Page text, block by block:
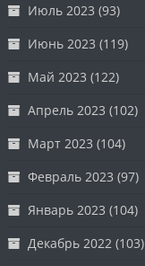
Июль 2023 (93)
Июнь 2023 (119)
Май 2023 (122)
Апрель 2023 (102)
Март 2023 (104)
Февраль 2023 (97)
Январь 2023 (104)
Декабрь 2022 (103)